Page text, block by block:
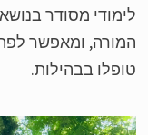
מסודר
ומאפשר
בבהילות.